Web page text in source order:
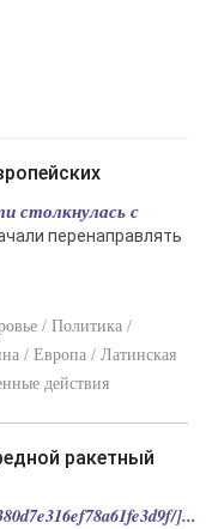
столкнулась с
перенаправлять
/ Политика /
/ Европа / Латинская
действия
]...